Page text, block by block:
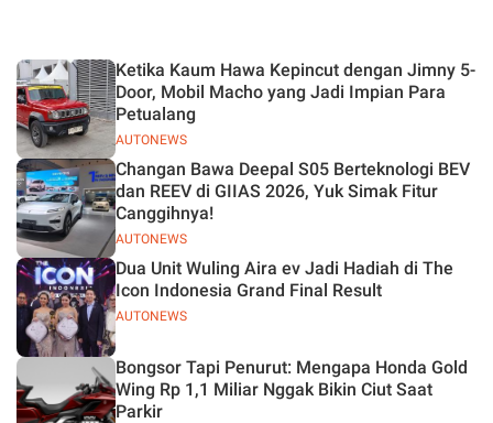
Basis Produksi
ASEAN
AUTONEWS
Ketika Kaum Hawa Kepincut dengan Jimny 5-
Door, Mobil Macho yang Jadi Impian Para
Petualang
AUTONEWS
Changan Bawa Deepal S05 Berteknologi BEV
dan REEV di GIIAS 2026, Yuk Simak Fitur
Canggihnya!
AUTONEWS
Dua Unit Wuling Aira ev Jadi Hadiah di The
Icon Indonesia Grand Final Result
Bongsor Tapi Penurut: Mengapa Honda Gold
Wing Rp 1,1 Miliar Nggak Bikin Ciut Saat
Parkir